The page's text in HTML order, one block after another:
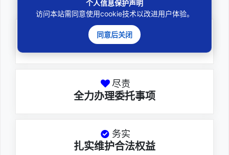
专业
深耕厚积聚焦专注
尽责
全力办理委托事项
务实
扎实维护合法权益
个人信息保护声明
访问本站需同意使用cookie技术以改进用户体验。
同意后关闭